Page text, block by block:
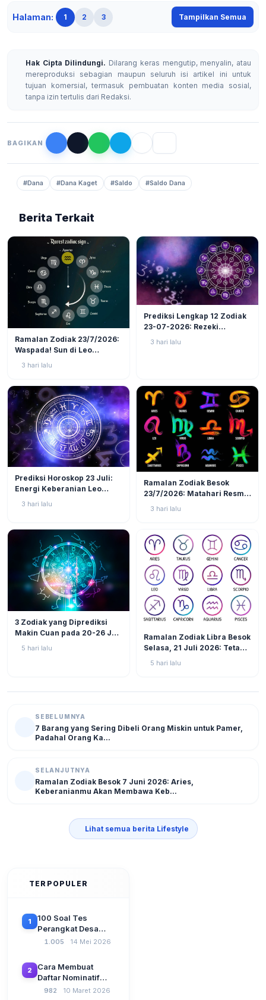
Halaman: 1 2 3 Tampilkan Semua
Hak Cipta Dilindungi. Dilarang keras mengutip, menyalin, atau
mereproduksi sebagian maupun seluruh isi artikel ini untuk
tujuan komersial, termasuk pembuatan konten media sosial,
tanpa izin tertulis dari Redaksi.
BAGIKAN
#Dana #Dana Kaget #Saldo #Saldo Dana
Berita Terkait
Ramalan Zodiak 23/7/2026:
Waspada! Sun di Leo
3 hari lalu
Prediksi Lengkap 12 Zodiak
23-07-2026: Rezeki
Nomplok Mengintai, Cek
3 hari lalu
Prediksi Horoskop 23 Juli:
Energi Keberanian Leo
Menguat, Waktunya Zodiak
3 hari lalu
Ramalan Zodiak Besok
23/7/2026: Matahari Resmi
Masuk Leo, 3 Zodiak Ini
3 hari lalu
3 Zodiak yang Diprediksi
Makin Cuan pada 20-26 Juli
2026: Virgo Berani Ambil
5 hari lalu
Ramalan Zodiak Libra Besok
Selasa, 21 Juli 2026: Tetap
Fokus Hadapi Tantangan,
5 hari lalu
SEBELUMNYA
7 Barang yang Sering Dibeli Orang Miskin untuk Pamer,
Padahal Orang Ka...
SELANJUTNYA
Ramalan Zodiak Besok 7 Juni 2026: Aries,
Keberanianmu Akan Membawa Keb...
Lihat semua berita Lifestyle
TERPOPULER
1
100 Soal Tes
Perangkat Desa
Terbaru 2026
CAT Berbasis UU
Desa No. 3 Tahun
2024
1.005 14 Mei 2026
2
Cara Membuat
Daftar Nominatif
Siltap di Aplikasi
982 10 Maret 2026